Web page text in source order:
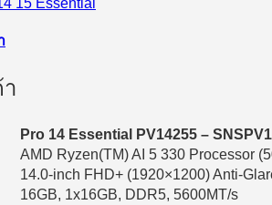
Pro 14 Essential PV14255 –
AMD Ryzen(TM) AI 5 330 Processor
14.0-inch FHD+ (1920×1200) Anti-
16GB, 1x16GB, DDR5, 5600MT/s